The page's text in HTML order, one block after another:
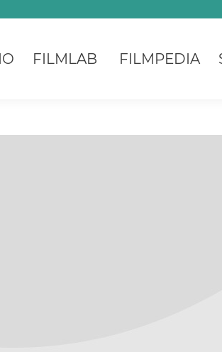
FILMLAB FILMPEDIA